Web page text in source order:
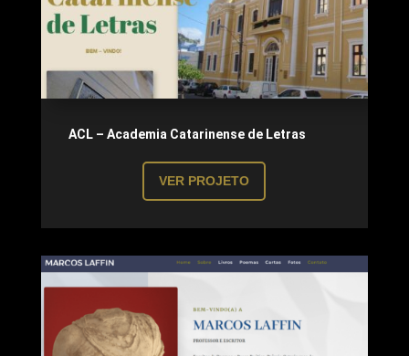
ACL – Academia Catarinense de Letras
VER PROJETO